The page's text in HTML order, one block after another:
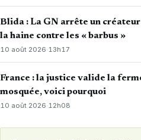
Blida : La GN arrête un
la haine contre les « barbus »
10 août 2026· 13h17
France : la justice valide la
mosquée, voici pourquoi
10 août 2026·12h08